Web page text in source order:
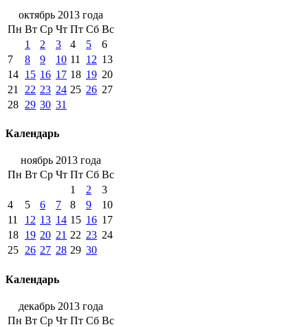
октябрь 2013 года
Пн Вт Ср Чт Пт Сб Вс
1
2 3 4 5
6
7
8 9 10 11 12 13
14 15 16 17 18 19 20
21
22 23 24 25 26 27
28 29 30 31
Календарь
ноябрь 2013 года
Пн Вт Ср Чт Пт Сб Вс
1
2
3
4
5 6 7 8 9
10
11
12 13 14 15 16 17
18 19 20 21 22 23 24
25 26 27 28 29 30
Календарь
декабрь 2013 года
Пн Вт Ср Чт Пт Сб Вс